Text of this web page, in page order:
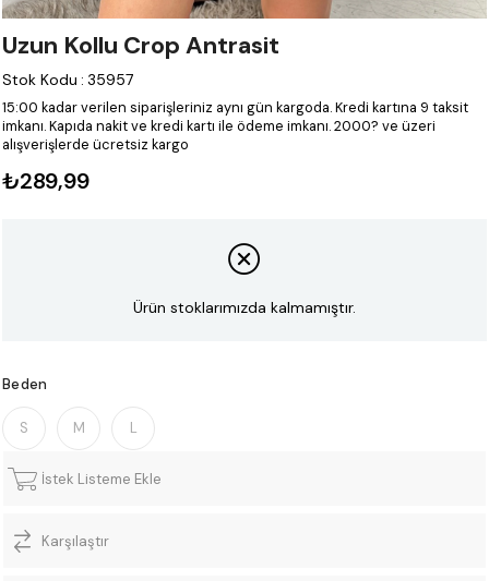
Uzun Kollu Crop Antrasit
Stok Kodu : 35957
15:00 kadar verilen siparişleriniz aynı gün kargoda.Kredi kartına 9 taksit
imkanı.Kapıda nakit ve kredi kartı ile ödeme imkanı.2000? ve üzeri
alışverişlerde ücretsiz kargo
₺289,99
Ürün stoklarımızda kalmamıştır.
Beden
S M L
İstek Listeme Ekle
Karşılaştır